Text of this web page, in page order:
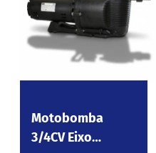
Motobomba
3/4CV Eixo